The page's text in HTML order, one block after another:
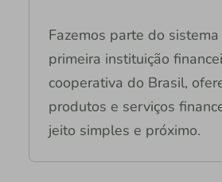
Fazemos parte do sistema
primeira instituição
cooperativa do Brasil,
produtos e serviços
jeito simples e próximo.